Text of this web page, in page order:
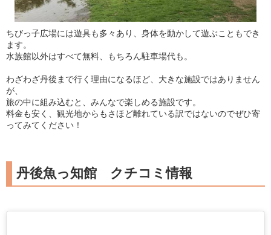
ちびっ子広場には遊具も多々あり、身体を動かして遊ぶこともでき
ます。
水族館以外はすべて無料、もちろん駐車場代も。
わざわざ丹後まで行く理由になるほど、大きな施設ではありません
が、
旅の中に組み込むと、みんなで楽しめる施設です。
料金も安く、観光地からもさほど離れている訳ではないのでぜひ寄
ってみてください！
丹後魚っ知館 クチコミ情報